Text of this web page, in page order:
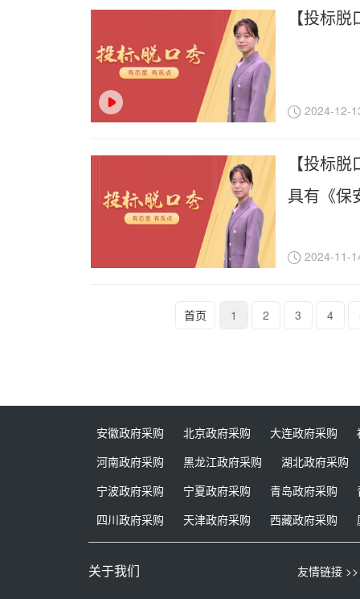
【投标
2024-12-
【投标
具有《保
2024-11-
1 2 3 4
首页
安徽政府采购 北京政府采购 大连政府采购
河南政府采购
黑龙江政府采购
湖北政府采购
宁波政府采购
宁夏政府采购 青岛政府采购
四川政府采购
天津政府采购 西藏政府采购
关于我们 友情链接 >>